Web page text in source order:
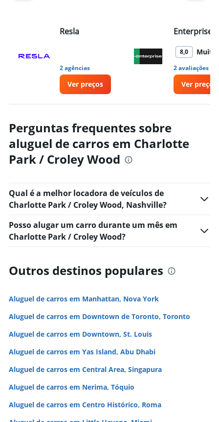
Resla
2 agências
Ver preços
Enterprise
8,0 Muito
2 avaliações
Ver preços
Perguntas frequentes sobre
aluguel de carros em Charlotte
Park / Croley Wood
Qual é a melhor locadora de veículos de
Charlotte Park / Croley Wood, Nashville?
Posso alugar um carro durante um mês em
Charlotte Park / Croley Wood?
Outros destinos populares
Aluguel de carros em Manhattan, Nova York
Aluguel de carros em Downtown de Toronto, Toronto
Aluguel de carros em Downtown, St. Louis
Aluguel de carros em Yas Island, Abu Dhabi
Aluguel de carros em Central Area, Singapura
Aluguel de carros em Nerima, Tóquio
Aluguel de carros em Centro Histórico, Roma